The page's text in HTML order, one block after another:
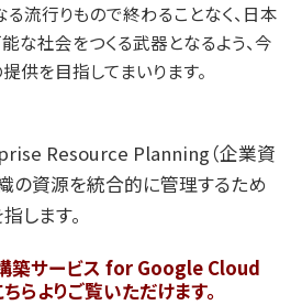
流行りもので終わることなく、日本
な社会をつくる武器となるよう、今
供を目指してまいります。
Resource Planning（企業資
の資源を統合的に管理するため
します。
築サービス for Google Cloud
らよりご覧いただけます。